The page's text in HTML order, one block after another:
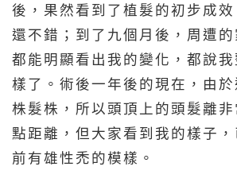
後，果然看到了植髮的初步成
還不錯；到了九個月後，周遭的
都能明顯看出我的變化，都說
樣了。術後一年後的現在，由
株髮株，所以頭頂上的頭髮離
點距離，但大家看到我的樣子
前有雄性禿的模樣。